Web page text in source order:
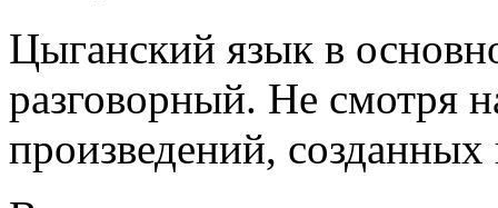
Цыганский язык в
разговорный. Не смотря
произведений,